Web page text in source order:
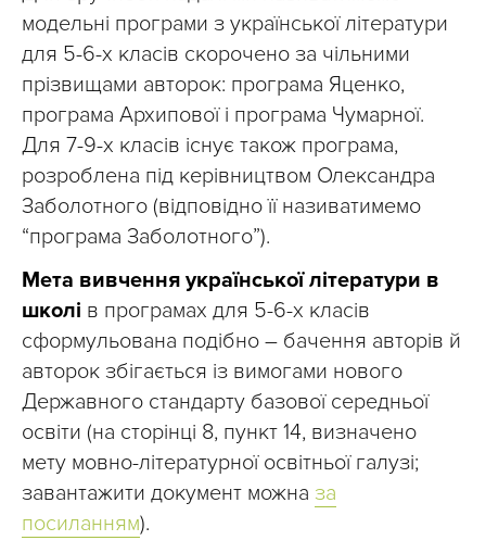
модельні програми з української літератури
для 5-6-х класів скорочено за чільними
прізвищами авторок: програма Яценко,
програма Архипової і програма Чумарної.
Для 7-9-х класів існує також програма,
розроблена під керівництвом Олександра
Заболотного (відповідно її називатимемо
“програма Заболотного”).
Мета вивчення української літератури в
школі в програмах для 5-6-х класів
сформульована подібно – бачення авторів й
авторок збігається із вимогами нового
Державного стандарту базової середньої
освіти (на сторінці 8, пункт 14, визначено
мету мовно-літературної освітньої галузі;
завантажити документ можна за
посиланням).